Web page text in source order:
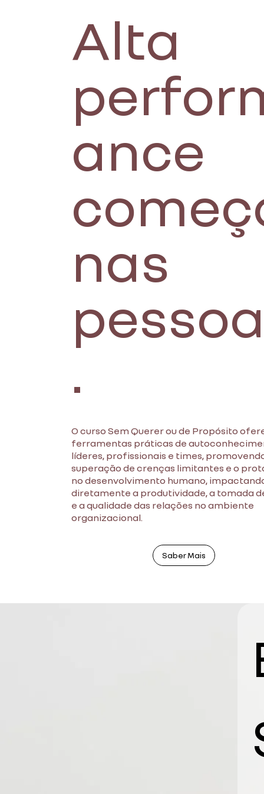
Alta
ance
nas
.
O curso Sem Querer ou de Propósito
ferramentas práticas de
líderes, profissionais e times,
superação de crenças limitantes e o
no desenvolvimento humano,
diretamente a produtividade, a tomada
e a qualidade das relações no ambiente
organizacional.
Saber Mais